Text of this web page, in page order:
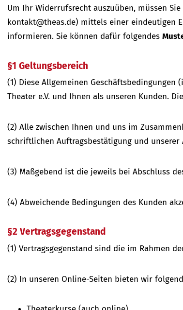
Um Ihr Widerrufsrecht auszuüben, müssen Sie
kontakt@theas.de) mittels einer eindeutigen
informieren. Sie können dafür folgendes
§1 Geltungsbereich
(1) Diese Allgemeinen Geschäftsbedingungen
Theater e.V. und Ihnen als unseren Kunden.
(2) Alle zwischen Ihnen und uns im
schriftlichen Auftragsbestätigung und unserer
(3) Maßgebend ist die jeweils bei Abschluss
(4) Abweichende Bedingungen des Kunden
§2 Vertragsgegenstand
(1) Vertragsgegenstand sind die im Rahmen
(2) In unseren Online-Seiten bieten wir